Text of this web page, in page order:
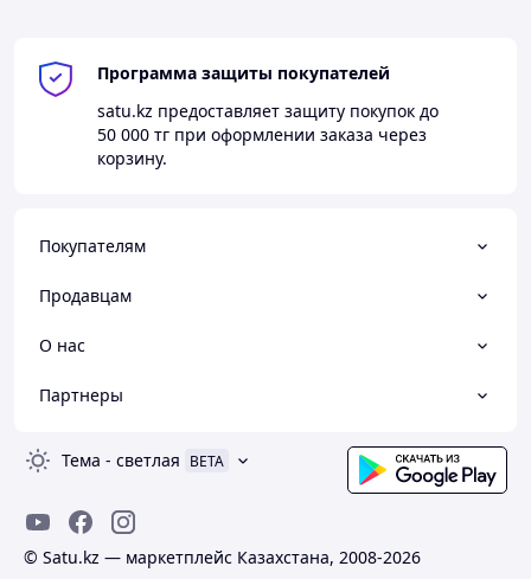
Программа защиты покупателей
satu.kz предоставляет защиту покупок до
50 000 тг при оформлении заказа через
корзину.
Покупателям
Продавцам
О нас
Партнеры
Тема - светлая BETA
© Satu.kz — маркетплейс Казахстана, 2008-2026